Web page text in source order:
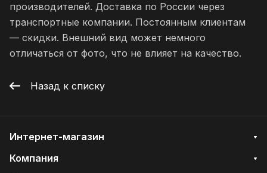
производителей. Доставка по России через
транспортные компании. Постоянным клиентам
— скидки. Внешний вид может немного
отличаться от фото, что не влияет на качество.
Назад к списку
Интернет-магазин
Компания